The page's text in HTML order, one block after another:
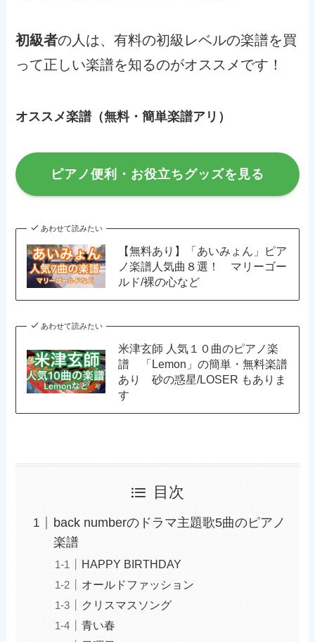
初級者の人は、有料の初級レベルの楽譜を買
って正しい楽譜を知るのがオススメです！
オススメ楽譜（無料・簡単楽譜アリ）
ピアノ便利・お役立ちグッズを見る
あわせて読みたい
【無料あり】「あいみょん」ピア
ノ楽譜人気曲８選！ マリーゴー
ルド/裸の心など
あわせて読みたい
米津玄師 人気１０曲のピアノ楽
譜 「Lemon」の簡単・無料楽譜
あり 砂の惑星/LOSER もありま
す
目次
back numberのドラマ主題歌5曲のピアノ
楽譜
HAPPY BIRTHDAY
オールドファッション
クリスマスソング
青い春